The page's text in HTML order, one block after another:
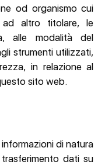
od organismo cui
ad altro titolare, le
alle modalità del
strumenti utilizzati,
in relazione al
sito web.
di natura
dati su